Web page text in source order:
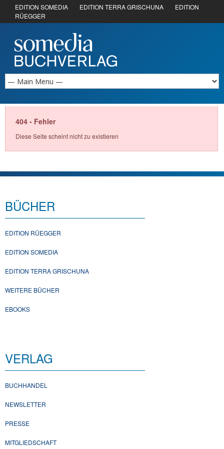
EDITION SOMEDIA EDITION TERRA GRISCHUNA
EDITION
RÜEGGER
404 - Fehler
Diese Seite scheint nicht zu existieren
BÜCHER
EDITION RÜEGGER
EDITION SOMEDIA
EDITION TERRA GRISCHUNA
WEITERE BÜCHER
EBOOKS
VERLAG
BUCHHANDEL
NEWSLETTER
PRESSE
MITGLIEDSCHAFT